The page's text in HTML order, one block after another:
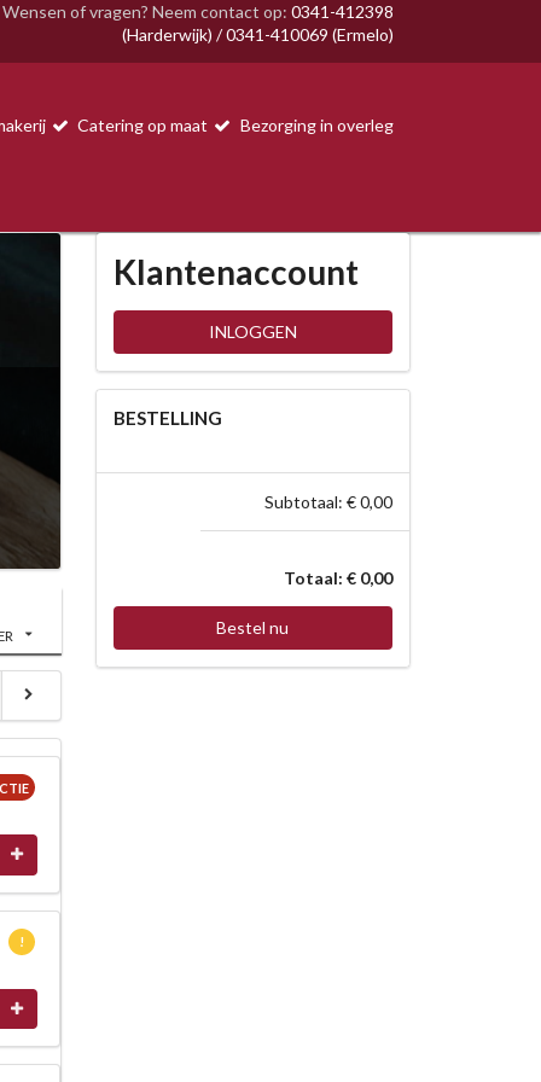
Wensen of vragen? Neem contact op: 0341-412398
(Harderwijk) / 0341-410069 (Ermelo)
Catering op maat Bezorging in overleg
!
Klantenaccount
INLOGGEN
BESTELLING
Subtotaal: € 0,00
Totaal: € 0,00
Bestel nu